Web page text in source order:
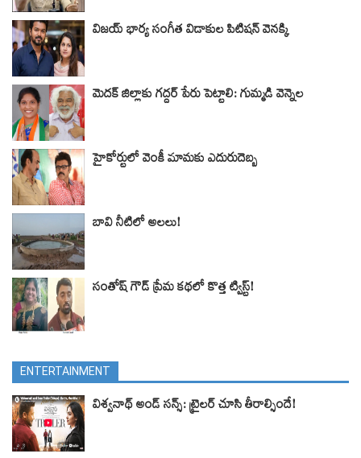
విజయ్ భార్య సంగీత విడాకుల పిటిషన్ వెనక్కి
మెదక్ జిల్లాకు గద్దర్ పేరు పెట్టాలి: గుమ్మడి వెన్నెల
హైకోర్టులో వెంకీ మామకు ఎదురుదెబ్బ
బావి నీటిలో అలలు!
సంతోష్ గౌడ్ ప్రేమ కథలో కొత్త ట్విస్ట్!
ENTERTAINMENT
విశ్వనాథ్ అండ్ సన్స్: ట్రైలర్‌ చూసి తీరాల్సిందే!